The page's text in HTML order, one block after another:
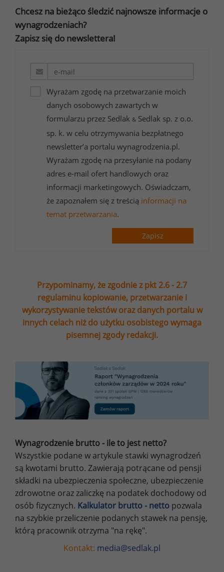
Chcesz na bieżąco śledzić najnowsze informacje o
wynagrodzeniach?
Zapisz się do newslettera!
Wyrażam zgodę na przetwarzanie moich
danych osobowych zawartych w
formularzu przez Sedlak & Sedlak sp. z o.o.
sp. k. w celu otrzymywania bezpłatnego
newsletter’a portalu wynagrodzenia.pl.
Wyrażam zgodę na przesyłanie na podany
adres e-mail ofert handlowych oraz
informacji marketingowych. Oświadczam,
że zapoznałem się z treścią informacji na
temat przetwarzania.
Zapisz
Przypominamy, że zgodnie z pkt 2.6 - 2.7
regulaminu kopiowanie, przetwarzanie i
wykorzystywanie tekstów oraz danych portalu w
innych celach niż do użytku osobistego wymaga
pisemnej zgody redakcji.
Wynagrodzenie brutto - ile to jest netto?
Wszystkie podane w artykule stawki wynagrodzeń
są kwotami brutto. Zawierają potrącane od pensji
składki na ubezpieczenia społeczne, ubezpieczenie
zdrowotne oraz zaliczkę na podatek dochodowy od
osób fizycznych. Kalkulator brutto - netto pozwala
na szybkie przeliczenie podanych stawek na pensję,
którą pracownik otrzyma "na rękę".
Kontakt: media@sedlak.pl